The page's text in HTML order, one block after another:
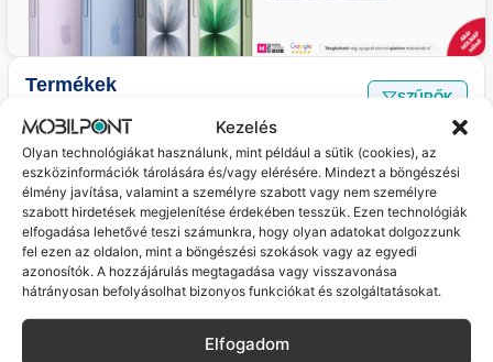
Kezelés
Olyan technológiákat használunk, mint például a sütik (cookies), az
eszközinformációk tárolására és/vagy elérésére. Mindezt a böngészési
élmény javítása, valamint a személyre szabott vagy nem személyre
szabott hirdetések megjelenítése érdekében tesszük. Ezen technológiák
elfogadása lehetővé teszi számunkra, hogy olyan adatokat dolgozzunk
fel ezen az oldalon, mint a böngészési szokások vagy az egyedi
azonosítók. A hozzájárulás megtagadása vagy visszavonása
hátrányosan befolyásolhat bizonyos funkciókat és szolgáltatásokat.
Elfogadom
Termékek
SZŰRŐK
Jelenleg nincs ilyen termékünk :(
Gyakran Ismételt Kérdések